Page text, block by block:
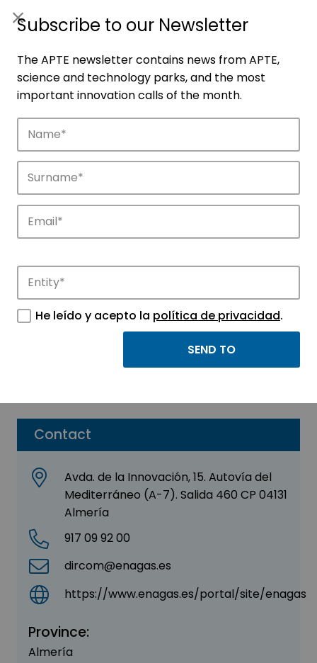
Companies
Discover the companies that drive
Contact
Avda. de la Innovación, 15. Autovía del
Mediterráneo (A-7). Salida 460 CP 04131
Almería
917 09 92 00
dircom@enagas.es
https://www.enagas.es/portal/site/enagas
Province:
Almería
Enagas Transporte
Subscribe to our Newsletter
The APTE newsletter contains news from APTE,
science and technology parks, and the most
important innovation calls of the month.
He leído y acepto la política de privacidad.